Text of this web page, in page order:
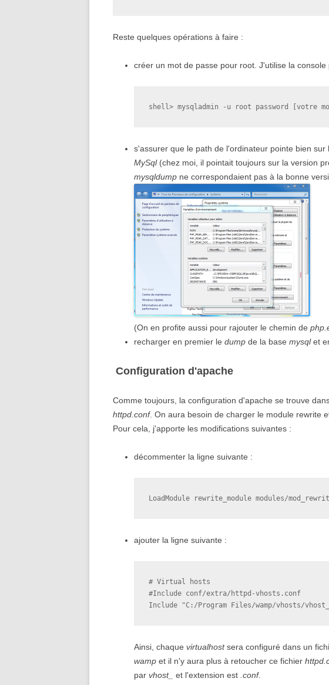
Reste quelques opérations à faire :
créer un mot de passe pour root. J'utilise la console
shell> mysqladmin -u root password [votre
s'assurer que le path de l'ordinateur pointe bien sur
MySql(chez moi, il pointait toujours sur la version
mysqldump ne correspondaient pas à la bonne
(On en profite aussi pour rajouter le chemin de
recharger en premier le dump de la base mysqlet
Configuration d'apache
Comme toujours, la configuration d'apache se trouve
httpd.conf. On aura besoin de charger le module rewrite
Pour cela, j'apporte les modifications suivantes :
décommenter la ligne suivante :
LoadModule rewrite_module modules/
ajouter la ligne suivante :
# Virtual hosts
#Include conf/extra/httpd-vhosts.conf
Include "C:/Program Files/wamp/vhosts/
Ainsi, chaque virtualhostsera configuré dans un
wamp et il n'y aura plus à retoucher ce fichier
par vhost_ et l'extension est .conf.